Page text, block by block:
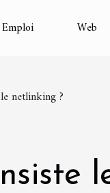
Emploi Web
netlinking ?